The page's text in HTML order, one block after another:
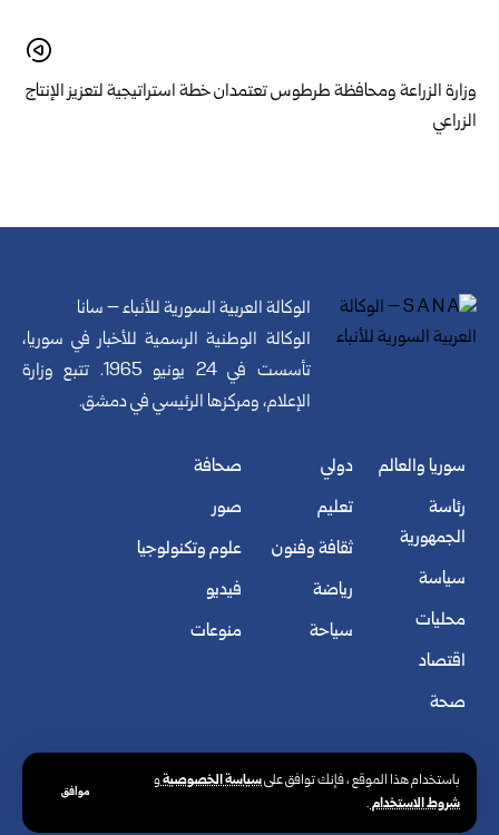
باستخدام هذا الموقع ، فإنك توافق علىسياسة الخصوصيةو
شروط الاستخدام.
موافق
وزارة الزراعة ومحافظة طرطوس تعتمدان خطة استراتيجية لتعزيز الإنتاج
الزراعي
الوكالة العربية السورية للأنباء – سانا
الوكالة الوطنية الرسمية للأخبار في سوريا،
تأسست في 24 يونيو 1965. تتبع وزارة
الإعلام، ومركزها الرئيسي في دمشق.
سوريا والعالم
رئاسة
الجمهورية
سياسة
محليات
اقتصاد
صحة
دولي
تعليم
ثقافة وفنون
رياضة
سياحة
صحافة
صور
علوم وتكنولوجيا
فيديو
منوعات
© الوكالة العربية السورية للأنباء. كافة الحقوق محفوظة.